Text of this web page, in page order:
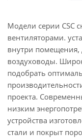
Модели серии CSC
вентиляторами.
внутри помещения,
воздуховоды.
подобрать
проекта.
низким
устройства
стали и покрыт